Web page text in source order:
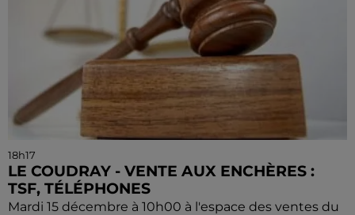
18h17
LE COUDRAY - VENTE AUX ENCHÈRES :
TSF, TÉLÉPHONES
Mardi 15 décembre à 10h00 à l'espace des ventes du